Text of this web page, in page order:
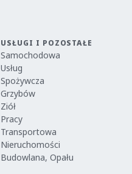
USŁUGI I POZOSTAŁE
Samochodowa
Usług
Spożywcza
Grzybów
Ziół
Pracy
Transportowa
Nieruchomości
Budowlana, Opału